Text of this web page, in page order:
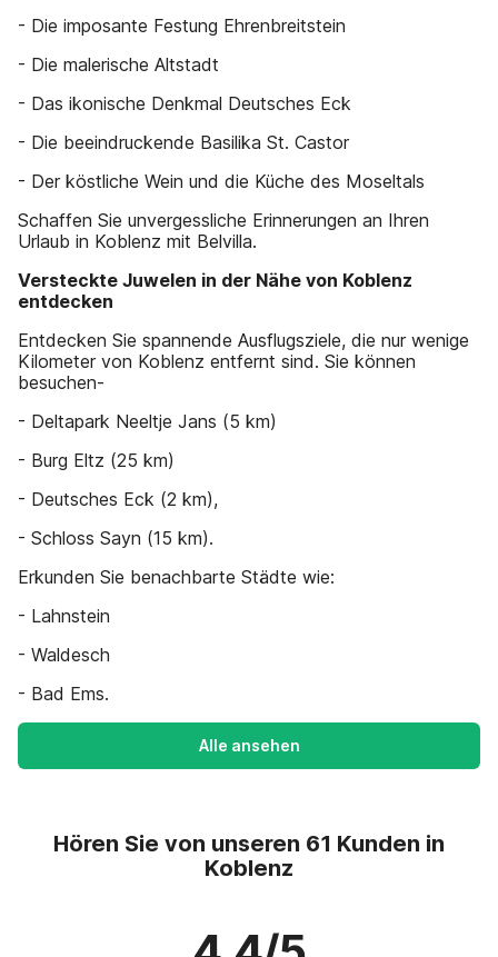
- Die imposante Festung Ehrenbreitstein
- Die malerische Altstadt
- Das ikonische Denkmal Deutsches Eck
- Die beeindruckende Basilika St. Castor
- Der köstliche Wein und die Küche des Moseltals
Schaffen Sie unvergessliche Erinnerungen an Ihren
Urlaub in Koblenz mit Belvilla.
Versteckte Juwelen in der Nähe von Koblenz
entdecken
Entdecken Sie spannende Ausflugsziele, die nur wenige
Kilometer von Koblenz entfernt sind. Sie können
besuchen-
- Deltapark Neeltje Jans (5 km)
- Burg Eltz (25 km)
- Deutsches Eck (2 km),
- Schloss Sayn (15 km).
Erkunden Sie benachbarte Städte wie:
- Lahnstein
- Waldesch
- Bad Ems.
Alle ansehen
Hören Sie von unseren 61 Kunden in
Koblenz